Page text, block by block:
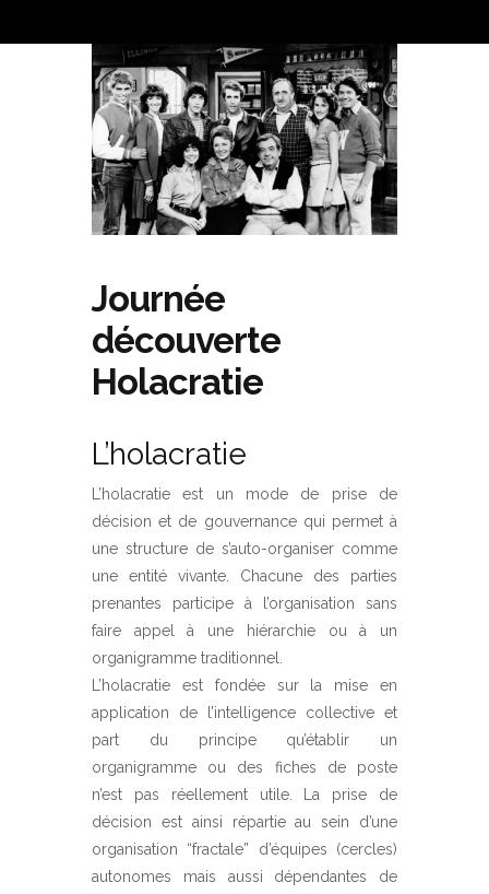
Journée
découverte
Holacratie
L’holacratie
L’holacratie est un mode de prise de
décision et de gouvernance qui permet à
une structure de s’auto-organiser comme
une entité vivante. Chacune des parties
prenantes participe à l’organisation sans
faire appel à une hiérarchie ou à un
organigramme traditionnel.
L’holacratie est fondée sur la mise en
application de l’intelligence collective et
part du principe qu’établir un
organigramme ou des fiches de poste
n’est pas réellement utile. La prise de
décision est ainsi répartie au sein d’une
organisation “fractale” d’équipes (cercles)
autonomes mais aussi dépendantes de